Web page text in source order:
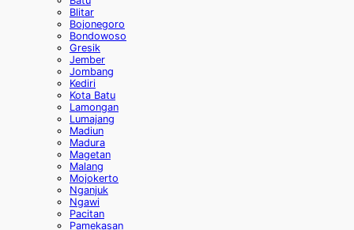
Blitar
Bojonegoro
Bondowoso
Gresik
Jember
Jombang
Kediri
Kota Batu
Lamongan
Lumajang
Madiun
Madura
Magetan
Malang
Mojokerto
Nganjuk
Ngawi
Pacitan
Pamekasan